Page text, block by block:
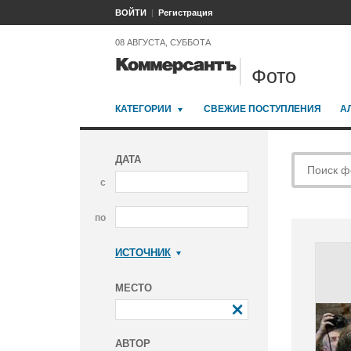
ВОЙТИ Регистрация
08 АВГУСТА, СУББОТА
Фото
КАТЕГОРИИ СВЕЖИЕ ПОСТУПЛЕНИЯ
ДАТА
с
по
ИСТОЧНИК
МЕСТО
АВТОР